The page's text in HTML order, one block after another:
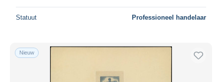
Statuut Professioneel handelaar
Nieuw